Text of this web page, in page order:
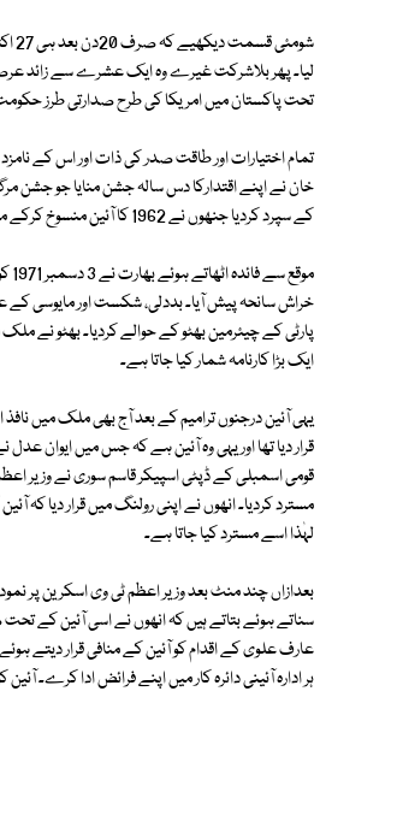
تحت پاکستان میں امریکا کی طرح صدارتی طرز حکومت
کے سپرد کردیا جنھوں نے 1962 کا آئین منسوخ کرکے ملک میں مارشل لا نافذ کردیا۔ جنرل یحییٰ کے دور میں مشرقی پاکستان میں ایکشن ہوا۔
ایک بڑا کارنامہ شمار کیا جاتا ہے۔
یہی آئین درجنوں ترامیم کے بعد آج بھی ملک میں
قومی اسمبلی کے ڈپٹی اسپیکر قاسم سوری نے وزیر
لہٰذا اسے مسترد کیا جاتا ہے۔
بعدازاں چند منٹ بعد وزیر اعظم ٹی وی اسکرین پر
سناتے ہوئے بتاتے ہیں کہ انھوں نے اسی آئین کے
عارف علوی کے اقدام کو آئین کے منافی قرار دیتے
ہر ادارہ آئینی دائرہ کار میں اپنے فرائض ادا کرے۔ آئین